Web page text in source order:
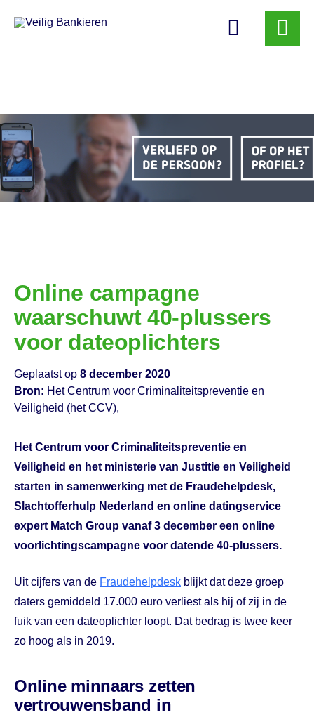
Veilig
Bankieren
Online campagne
waarschuwt 40-plussers
voor dateoplichters
Geplaatst op 8 december 2020
Bron: Het Centrum voor Criminaliteitspreventie en
Veiligheid (het CCV),
Het Centrum voor Criminaliteitspreventie en
Veiligheid en het ministerie van Justitie en Veiligheid
starten in samenwerking met de Fraudehelpdesk,
Slachtofferhulp Nederland en online datingservice
expert Match Group vanaf 3 december een online
voorlichtingscampagne voor datende 40-plussers.
Uit cijfers van de Fraudehelpdesk blijkt dat deze groep
daters gemiddeld 17.000 euro verliest als hij of zij in de
fuik van een dateoplichter loopt. Dat bedrag is twee keer
zo hoog als in 2019.
Online minnaars zetten
vertrouwensband in